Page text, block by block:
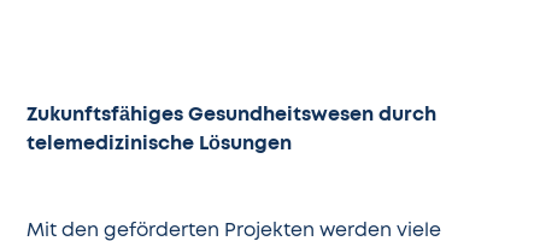
Zukunftsfähiges Gesundheitswesen durch
telemedizinische Lösungen
Mit den geförderten Projekten werden viele